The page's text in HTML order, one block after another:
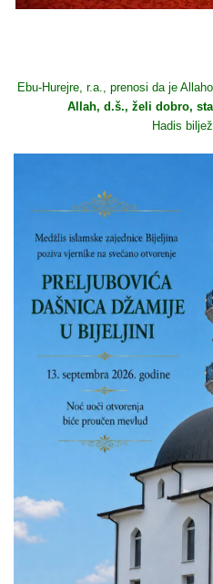
Ebu-Hurejre, r.a., prenosi da je
Allah, d.š., želi dobro,
Hadis